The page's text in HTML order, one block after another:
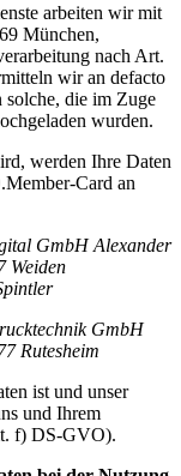
arbeiten wir mit
München,
nach Art.
wir an defacto
solche, die im Zuge
wurden.
werden Ihre Daten
Card an
GmbH Alexander
Weiden
GmbH
Rutesheim
ist und unser
und Ihrem
f) DS-GVO).